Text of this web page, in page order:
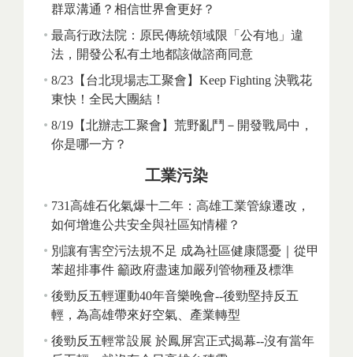
群眾溝通？相信世界會更好？
最高行政法院：原民傳統領域限「公有地」違
法，開發公私有土地都該做諮商同意
8/23【台北現場志工聚會】Keep Fighting 決戰花
東快！全民大團結！
8/19【北辦志工聚會】荒野亂鬥－開發戰局中，
你是哪一方？
工業污染
731高雄石化氣爆十二年：高雄工業管線遷改，
如何增進公共安全與社區知情權？
別讓有害空污法規不足 成為社區健康隱憂｜從甲
苯超排事件 籲政府盡速加嚴列管物種及標準
後勁反五輕運動40年音樂晚會--後勁堅持反五
輕，為高雄帶來好空氣、產業轉型
後勁反五輕常設展 於鳳屏宮正式揭幕--沒有當年